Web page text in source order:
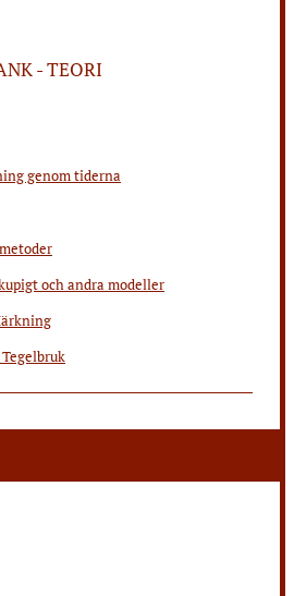
- TEORI
genom tiderna
och andra modeller